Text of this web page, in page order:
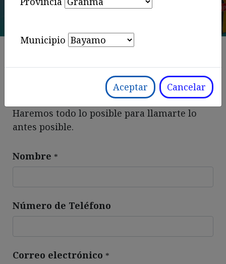
Municipio
Aceptar Cancelar
relacionada con nuestra empresa o
Haremos todo lo posible para llamarte lo
antes posible.
Nombre *
Número de Teléfono
Correo electrónico *